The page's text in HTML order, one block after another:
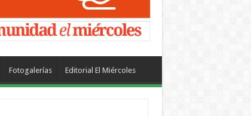
Fotogalerías Editorial El Miércoles